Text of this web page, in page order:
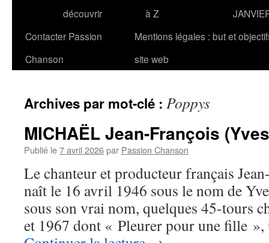
découvrir
à Z
Contacter Passion
Chanson
Mentions légales : but et
site web
Archives par mot-clé : Poppys
MICHAËL Jean-François
Publié le7 avril 2026par Passion Chanson
Le chanteur et producteur français
naît le 16 avril 1946 sous le nom de
sous son vrai nom, quelques 45-tours
et 1967 dont « Pleurer pour une fille